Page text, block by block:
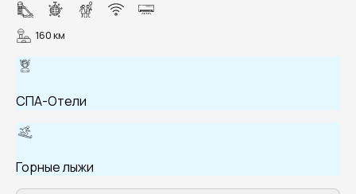
160 км
СПА-Отели
Горные лыжи